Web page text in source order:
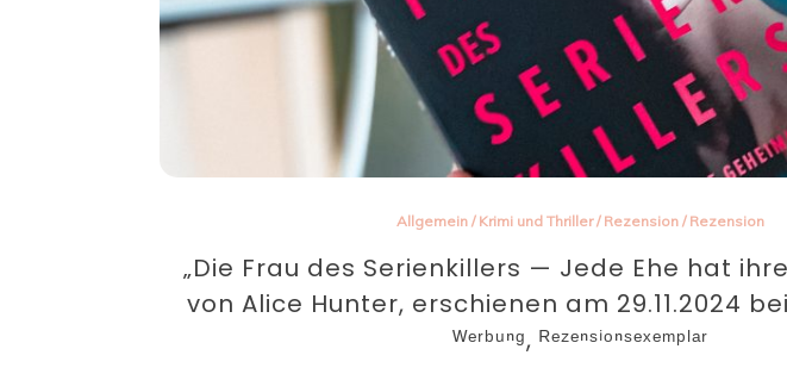
Allgemein / Krimi und Thriller/ Rezension / Rezension
„Die Frau des Serienkillers — Jede Ehe hat
von Alice Hunter, erschienen am 29.11.2024 bei
ᵂᵉʳᵇᵘⁿᵍ, ᴿᵉᶻᵉⁿˢⁱᵒⁿˢᵉˣᵉᵐᵖˡᵃʳ